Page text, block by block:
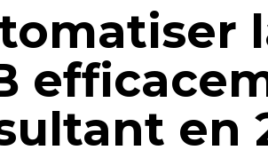
en